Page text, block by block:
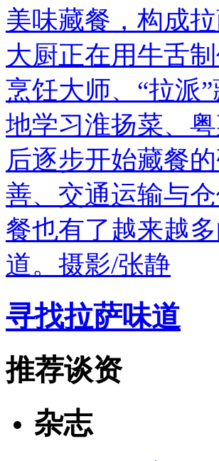
美味藏餐，构成
大厨正在用牛舌
烹饪大师、“拉派
地学习淮扬菜、
后逐步开始藏餐
善、交通运输与
餐也有了越来越
道。摄影/张静
寻找拉萨味道
推荐谈资
杂志